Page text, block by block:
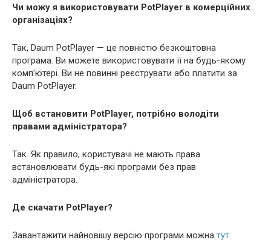
Чи можу я використовувати PotPlayer в комерційних
організаціях?
Так, Daum PotPlayer — це повністю безкоштовна
програма. Ви можете використовувати її на будь-якому
комп'ютері. Ви не повинні реєструвати або платити за
Daum PotPlayer.
Щоб встановити PotPlayer, потрібно володіти
правами адміністратора?
Так. Як правило, користувачі не мають права
встановлювати будь-які програми без прав
адміністратора.
Де скачати PotPlayer?
Завантажити найновішу версію програми можна тут